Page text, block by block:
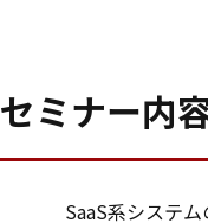
セミナー内
SaaS系システ